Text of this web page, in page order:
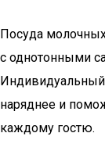
Посуда
с однотонными
наряднее и
каждому гостю.